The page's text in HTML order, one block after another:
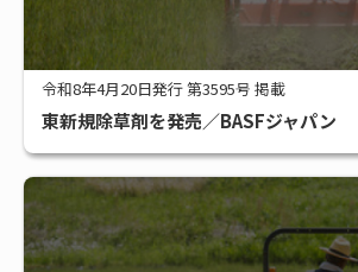
令和8年4月20日発行 第3595号 掲載
東新規除草剤を発売／BASFジャパン